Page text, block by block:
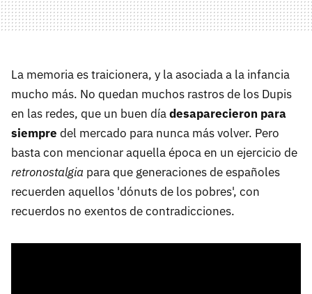
La memoria es traicionera, y la asociada a la infancia
mucho más. No quedan muchos rastros de los Dupis
en las redes, que un buen díadesaparecieron para
siempre del mercado para nunca más volver. Pero
basta con mencionar aquella época en un ejercicio de
retronostalgia para que generaciones de españoles
recuerden aquellos 'dónuts de los pobres', con
recuerdos no exentos de contradicciones.